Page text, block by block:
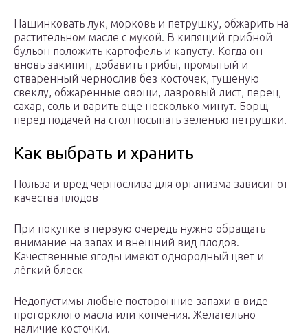
Нашинковать лук, морковь и петрушку, обжарить на
растительном масле с мукой. В кипящий грибной
бульон положить картофель и капусту. Когда он
вновь закипит, добавить грибы, промытый и
отваренный чернослив без косточек, тушеную
свеклу, обжаренные овощи, лавровый лист, перец,
сахар, соль и варить еще несколько минут. Борщ
перед подачей на стол посыпать зеленью петрушки.
Как выбрать и хранить
Польза и вред чернослива для организма зависит от
качества плодов
При покупке в первую очередь нужно обращать
внимание на запах и внешний вид плодов.
Качественные ягоды имеют однородный цвет и
лёгкий блеск
Недопустимы любые посторонние запахи в виде
прогорклого масла или копчения. Желательно
наличие косточки.